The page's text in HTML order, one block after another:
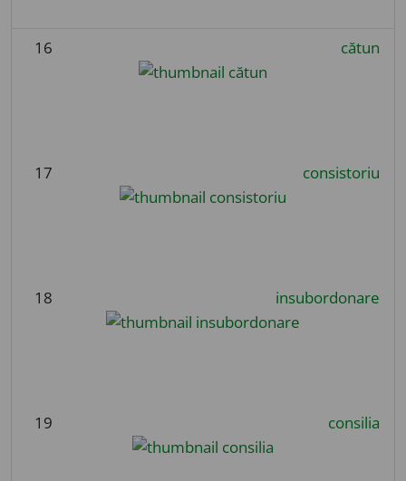
16 cătun
17 consistoriu
18 insubordonare
19 consilia